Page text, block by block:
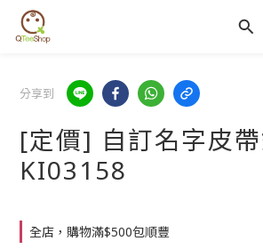
分享到
[定價] 自訂名字皮
KI03158
全店，購物滿$500包順豐